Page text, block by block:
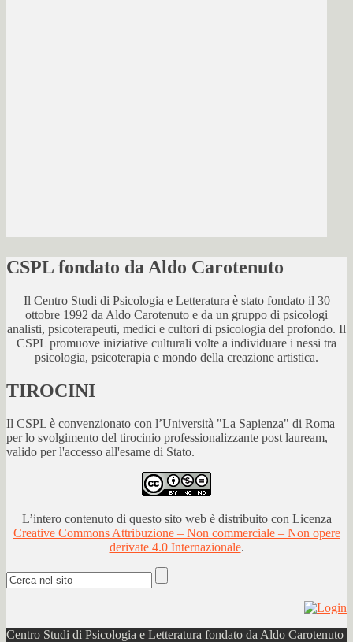
CSPL fondato da Aldo Carotenuto
Il Centro Studi di Psicologia e Letteratura è stato fondato il 30
ottobre 1992 da Aldo Carotenuto e da un gruppo di psicologi
analisti, psicoterapeuti, medici e cultori di psicologia del profondo. Il
CSPL promuove iniziative culturali volte a individuare i nessi tra
psicologia, psicoterapia e mondo della creazione artistica.
TIROCINI
Il CSPL è convenzionato con l’Università "La Sapienza" di Roma
per lo svolgimento del tirocinio professionalizzante post lauream,
valido per l'accesso all'esame di Stato.
L’intero contenuto di questo sito web è distribuito con Licenza
Creative Commons Attribuzione – Non commerciale – Non opere
derivate 4.0 Internazionale.
Centro Studi di Psicologia e Letteratura fondato da Aldo Carotenuto